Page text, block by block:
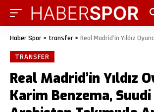
Haber Spor > transfer > Real Madrid’in Yıldız Oyuncusu Karim
TRANSFER
Real Madrid’in Yıldız
Karim Benzema, Suudi